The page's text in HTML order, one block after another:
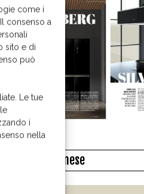
come i
consenso a
sito e di
può
Le tue
i
nella
Il libro del mese